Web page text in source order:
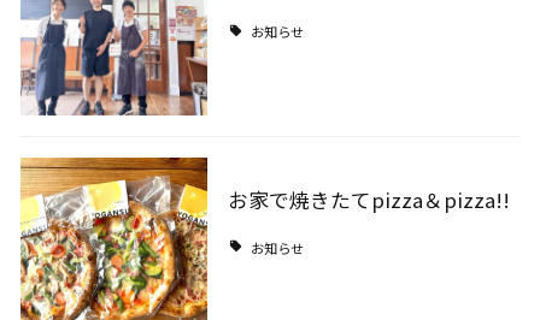
お知らせ
お家で焼きたてpizza＆pizza!!
お知らせ